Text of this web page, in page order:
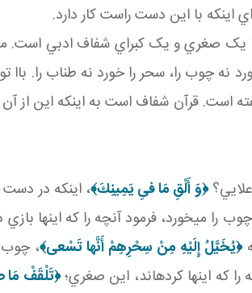
با اين دست راست کار دارد.
يک صغري و يک کبراي شفاف ادبي است.
نه چوب را، سحر را خورد نه طناب را.
است. قرآن شفاف است به اينکه اين از
﴿وَ أَلْقِ مَا فىِ يَمِينِكَ﴾، اينکه در
را مي خورد، فرمود آنچه را که اينها
﴿يُخَيَّلُ إِلَيْهِ مِنْ سِحْرِهِمْ أَنَّها تَسْعى‏﴾، چوب
که اينها کرده اند، اين صغري؛﴿تَلْقَفْ مَا